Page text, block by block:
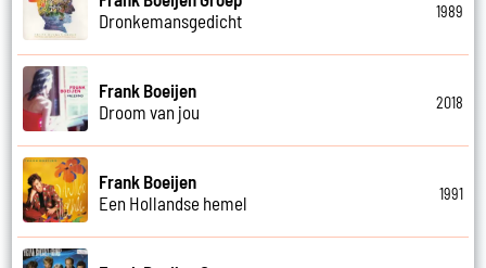
Dronkemansgedicht
1989
Frank Boeijen
Droom van jou
2018
Frank Boeijen
Een Hollandse hemel
1991